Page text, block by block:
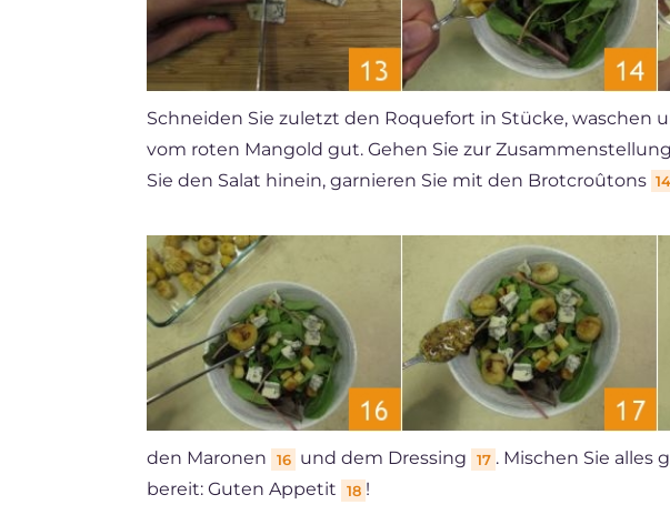
Schneiden Sie zuletzt den Roquefort in Stücke, waschen
vom roten Mangold gut. Gehen Sie zur
Sie den Salat hinein, garnieren Sie mit den Brotcroûtons 14
den Maronen 16 und dem Dressing 17 . Mischen Sie alles
bereit: Guten Appetit
18 !